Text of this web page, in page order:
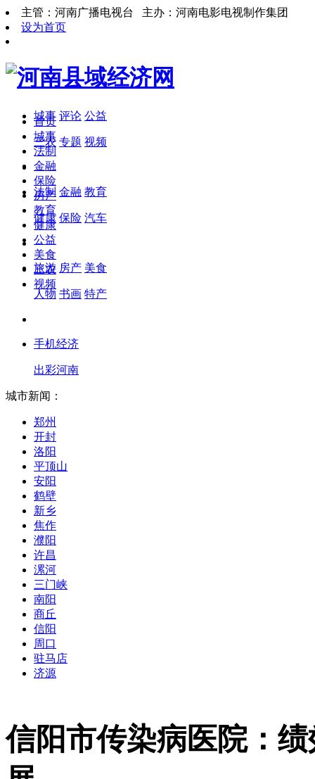
主管：河南广播电视台 主办：河南电影电视制作集团
设为首页
城事 评论 公益
三农 专题 视频
法制 金融 教育
健康 保险 汽车
旅游 房产 美食
人物 书画 特产
手机经济
出彩河南
首页
城事
法制
金融
保险
房产
教育
健康
公益
美食
三农
视频
城市新闻：
郑州
开封
洛阳
平顶山
安阳
鹤壁
新乡
焦作
濮阳
许昌
漯河
三门峡
南阳
商丘
信阳
周口
驻马店
济源
信阳市传染病医院：